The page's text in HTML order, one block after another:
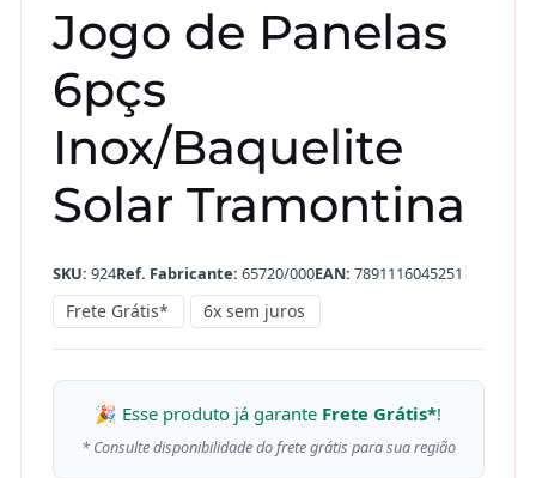
Jogo de Panelas
6pçs
Inox/Baquelite
Solar Tramontina
SKU: 924Ref. Fabricante: 65720/000EAN: 7891116045251
Frete Grátis* 6x sem juros
🎉 Esse produto já garante Frete Grátis*!
* Consulte disponibilidade do frete grátis para sua região